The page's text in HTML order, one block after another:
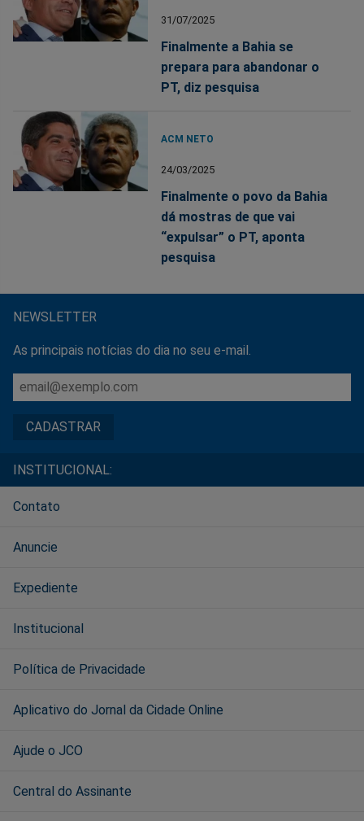
31/07/2025
Finalmente a Bahia se
prepara para abandonar o
PT, diz pesquisa
ACM NETO
24/03/2025
Finalmente o povo da Bahia
dá mostras de que vai
“expulsar” o PT, aponta
pesquisa
NEWSLETTER
As principais notícias do dia no seu e-mail.
INSTITUCIONAL:
Contato
Anuncie
Expediente
Institucional
Política de Privacidade
Aplicativo do Jornal da Cidade Online
Ajude o JCO
Central do Assinante